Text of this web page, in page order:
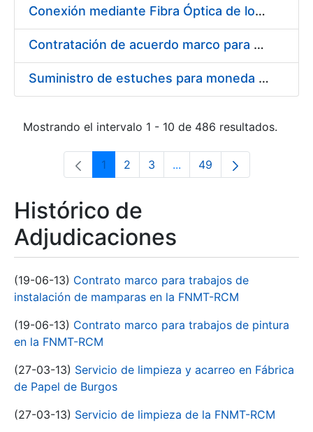
Conexión mediante Fibra Óptica de los Centros de Proceso de Datos (CPDs) de las sedes de la FNMT-RCM de Burgos y Madrid
Contratación de acuerdo marco para el Suministro de Material de Electricidad para la Fábrica Nacional de Moneda y Timbre-Real Casa de la Moneda en su centro de trabajo de Burgos
Suministro de estuches para moneda de 30 €
Mostrando el intervalo 1 - 10 de 486 resultados.
Página
1 Página
2 Página
3 ...Páginas intermedias Use
Página
49
Histórico de
Adjudicaciones
(19-06-13) Contrato marco para trabajos de
instalación de mamparas en la FNMT-RCM
(19-06-13) Contrato marco para trabajos de pintura
en la FNMT-RCM
(27-03-13) Servicio de limpieza y acarreo en Fábrica
de Papel de Burgos
(27-03-13) Servicio de limpieza de la FNMT-RCM